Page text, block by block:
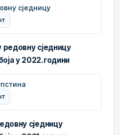
сједницу
редовну сједницу
у 2022.години
сједницу